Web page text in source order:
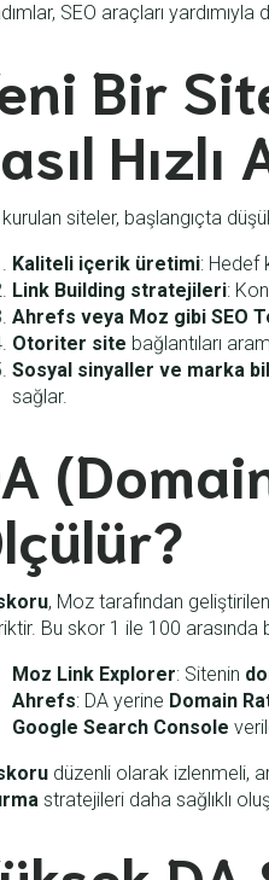
SEO araçları
Bir
kurulan siteler, başlangıçta
Kaliteli içerik üretimi: Hedef
Link Building stratejileri:
Ahrefs veya Moz gibi SEO
Otoriter site bağlantıları
Sosyal sinyaller ve marka
sağlar.
, Moz tarafından
Bu skor 1 ile 100
Moz Link Explorer: Sitenin
Ahrefs: DA yerine Domain
Google Search Console
düzenli olarak izlenmeli,
stratejileri daha sağlıklı